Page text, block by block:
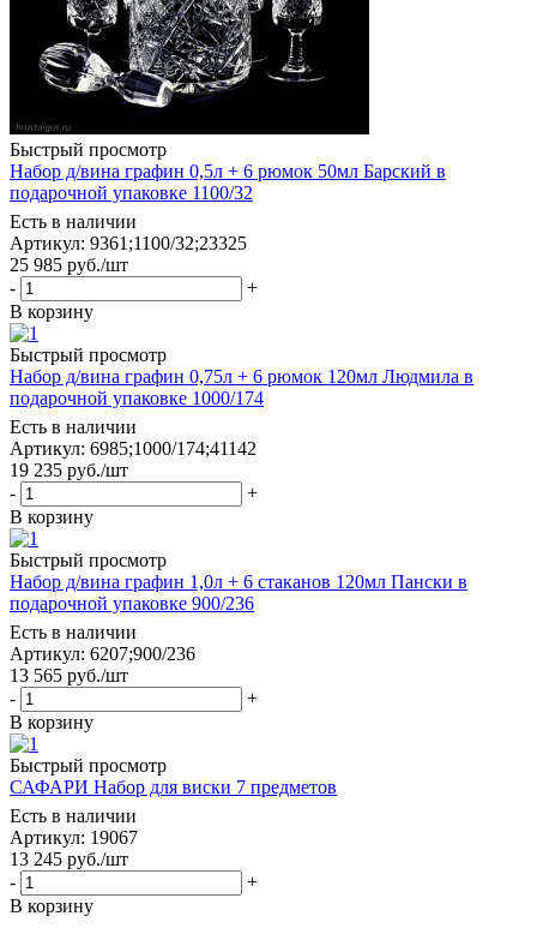
Быстрый просмотр
Набор д/вина графин 0,5л + 6 рюмок 50мл Барский в
подарочной упаковке 1100/32
Есть в наличии
Артикул: 9361;1100/32;23325
25 985 руб./шт
-
+
В корзину
Быстрый просмотр
Набор д/вина графин 0,75л + 6 рюмок 120мл Людмила в
подарочной упаковке 1000/174
Есть в наличии
Артикул: 6985;1000/174;41142
19 235 руб./шт
-
+
В корзину
Быстрый просмотр
Набор д/вина графин 1,0л + 6 стаканов 120мл Пански в
подарочной упаковке 900/236
Есть в наличии
Артикул: 6207;900/236
13 565 руб./шт
-
+
В корзину
Быстрый просмотр
САФАРИ Набор для виски 7 предметов
Есть в наличии
Артикул: 19067
13 245 руб./шт
-
+
В корзину